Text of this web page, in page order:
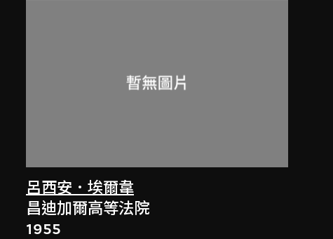
呂西安．埃爾韋
昌迪加爾高等法院
1955